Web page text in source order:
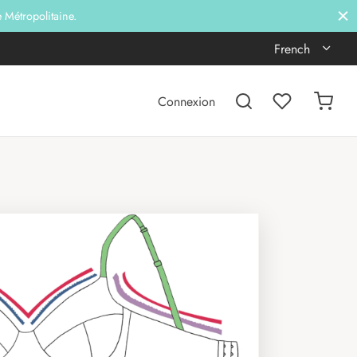
Métropolitaine.
French
Connexion